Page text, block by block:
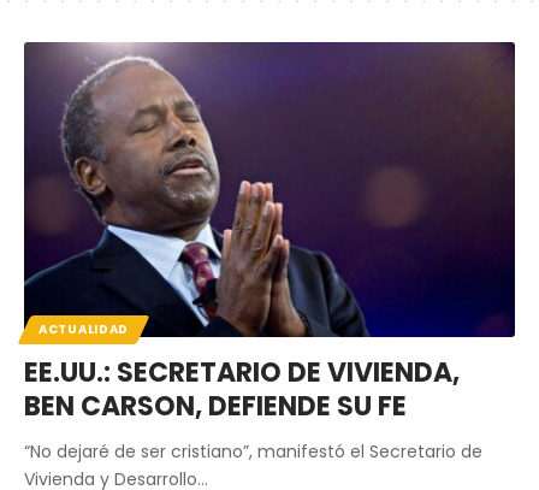
ACTUALIDAD
EE.UU.: SECRETARIO DE VIVIENDA,
BEN CARSON, DEFIENDE SU FE
“No dejaré de ser cristiano”, manifestó el Secretario de
Vivienda y Desarrollo…